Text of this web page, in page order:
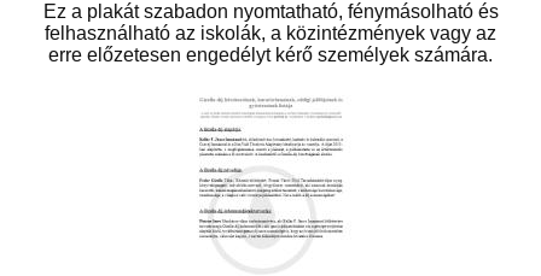
Ez a plakát szabadon nyomtatható, fénymásolható és
felhasználható az iskolák, a közintézmények vagy az
erre előzetesen engedélyt kérő személyek számára.